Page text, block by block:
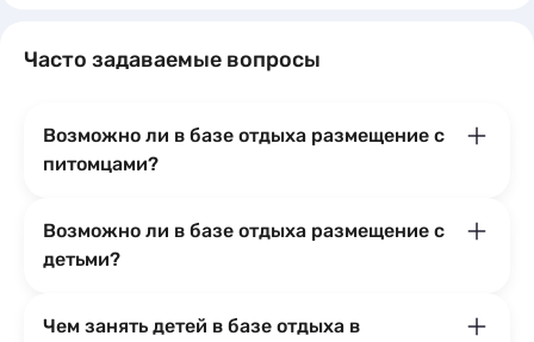
Часто задаваемые вопросы
Возможно ли в базе отдыха размещение с
питомцами?
Возможно ли в базе отдыха размещение с
детьми?
Чем занять детей в базе отдыха в